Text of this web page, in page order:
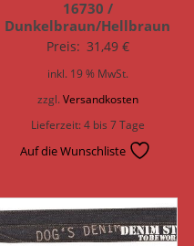
16730 /
Dunkelbraun/Hellbraun
Preis: 31,49 €
inkl. 19 % MwSt.
zzgl. Versandkosten
Lieferzeit:4 bis 7 Tage
Auf die Wunschliste